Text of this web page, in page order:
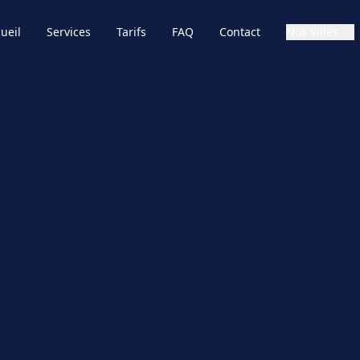
Services Tarifs FAQ Contact